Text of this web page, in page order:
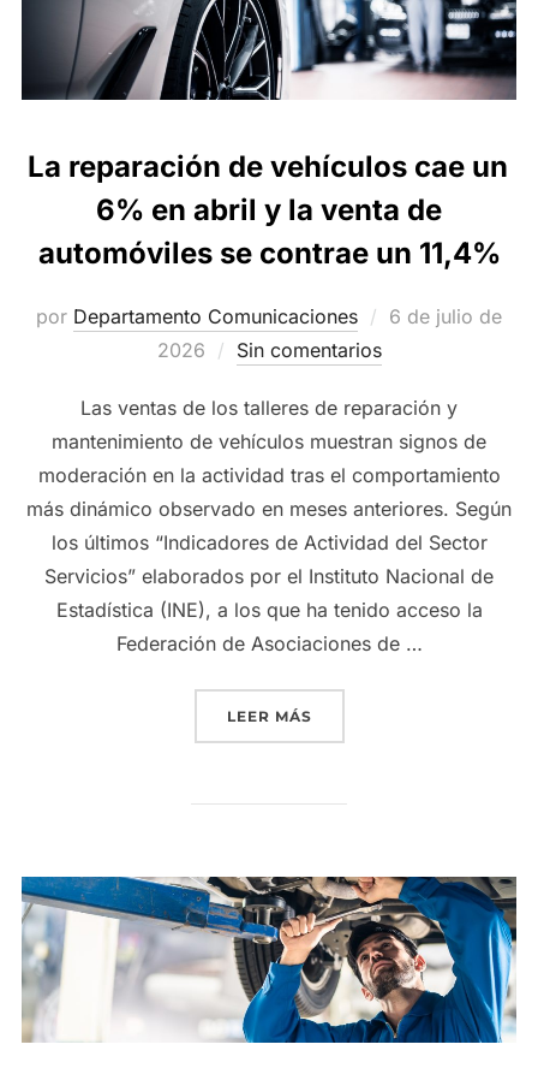
La reparación de vehículos cae un
6% en abril y la venta de
automóviles se contrae un 11,4%
por Departamento Comunicaciones
Publicado
6 de julio de
2026
Sin comentarios
Las ventas de los talleres de reparación y
mantenimiento de vehículos muestran signos de
moderación en la actividad tras el comportamiento
más dinámico observado en meses anteriores. Según
los últimos “Indicadores de Actividad del Sector
Servicios” elaborados por el Instituto Nacional de
Estadística (INE), a los que ha tenido acceso la
Federación de Asociaciones de …
LEER MÁS«LA REPARACIÓN DE